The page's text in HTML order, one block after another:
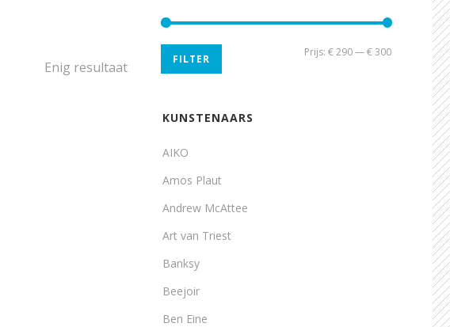
Enig resultaat
Min.
Max.
FILTER
Prijs: € 290—€ 300
KUNSTENAARS
AIKO
Amos Plaut
Andrew McAttee
Art van Triest
Banksy
Beejoir
Ben Eine